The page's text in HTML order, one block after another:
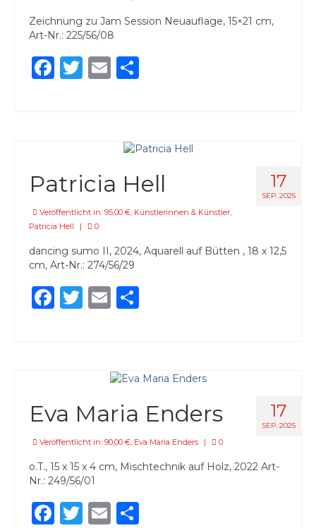
Zeichnung zu Jam Session Neuauflage, 15×21 cm,
Art-Nr.: 225/56/08
Facebook
Twitter
Email
17
SEP. 2025
Patricia Hell
Veröffentlicht in: 95,00 €, Künstlerinnen & Künstler,
Patricia Hell
| 0
dancing sumo II, 2024, Aquarell auf Bütten , 18 x 12,5
cm, Art-Nr.: 274/56/29
Facebook
Twitter
Email
17
SEP. 2025
Eva Maria Enders
Veröffentlicht in: 90,00 €, Eva Maria Enders | 0
o.T., 15 x 15 x 4 cm, Mischtechnik auf Holz, 2022 Art-
Nr.: 249/56/01
Facebook
Twitter
Email